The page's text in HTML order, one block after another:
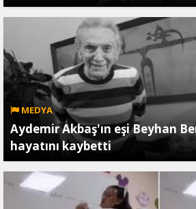
MEDYA
Aydemir Akbaş'ın eşi Beyhan
hayatını kaybetti